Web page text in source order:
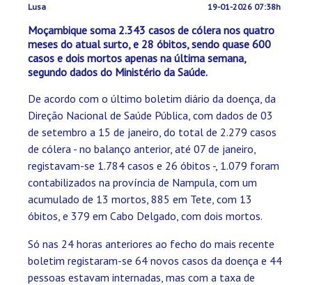
Lusa 19-01-2026 07:38h
Moçambique soma 2.343 casos de cólera nos quatro
meses do atual surto, e 28 óbitos, sendo quase 600
casos e dois mortos apenas na última semana,
segundo dados do Ministério da Saúde.
De acordo com o último boletim diário da doença, da
Direção Nacional de Saúde Pública, com dados de 03
de setembro a 15 de janeiro, do total de 2.279 casos
de cólera - no balanço anterior, até 07 de janeiro,
registavam-se 1.784 casos e 26 óbitos -, 1.079 foram
contabilizados na província de Nampula, com um
acumulado de 13 mortos, 885 em Tete, com 13
óbitos, e 379 em Cabo Delgado, com dois mortos.
Só nas 24 horas anteriores ao fecho do mais recente
boletim registaram-se 64 novos casos da doença e 44
pessoas estavam internadas, mas com a taxa de